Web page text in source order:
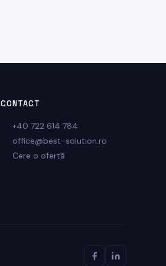
CONTACT
+40 722 614 784
office@best-solution.ro
Cere o ofertă